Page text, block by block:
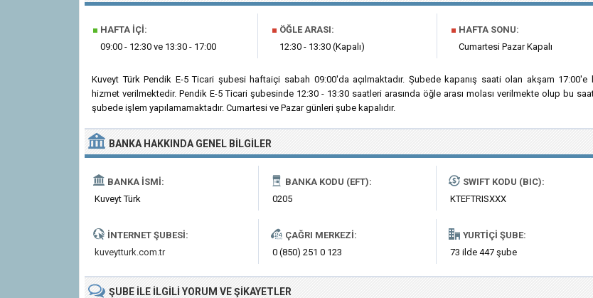
■ HAFTA İÇI:
09:00 - 12:30 ve 13:30 - 17:00
■ ÖĞLE ARASI:
12:30 - 13:30 (Kapalı)
■ HAFTA SONU:
Cumartesi Pazar Kapalı
Kuveyt Türk Pendik E-5 Ticari şubesi haftaiçi sabah 09:00'da açılmaktadır. Şubede kapanış saati olan akşam 17:00'e
hizmet verilmektedir. Pendik E-5 Ticari şubesinde 12:30 - 13:30 saatleri arasında öğle arası molası verilmekte olup bu
şubede işlem yapılamamaktadır. Cumartesi ve Pazar günleri şube kapalıdır.
BANKA HAKKINDA GENEL BILGILER
BANKA İSMI:
Kuveyt Türk
BANKA KODU (EFT):
0205
SWIFT KODU (BIC):
KTEFTRISXXX
İNTERNET ŞUBESI:
kuveytturk.com.tr
ÇAĞRI MERKEZI:
0 (850) 251 0 123
YURTIÇI ŞUBE:
73 ilde 447 şube
ŞUBE ILE İLGILIYORUM VE ŞIKAYETLER